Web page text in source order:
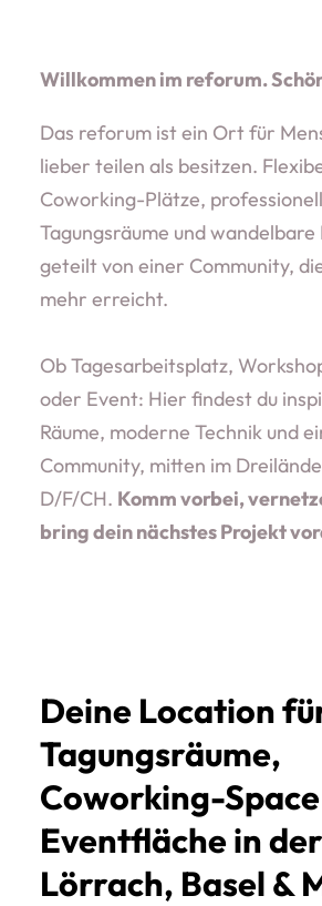
Willkommen im reforum.
Das reforum ist ein Ort für
lieber teilen als besitzen.
Coworking-Plätze,
Tagungsräume und
geteilt von einer Community,
mehr erreicht.
Ob Tagesarbeitsplatz,
oder Event: Hier findest du
Räume, moderne Technik und
Community, mitten im
D/F/CH. Komm vorbei,
bring dein nächstes Projekt
Deine Location
Tagungsräume,
Coworking-
Eventfläche in
Lörrach, Basel &